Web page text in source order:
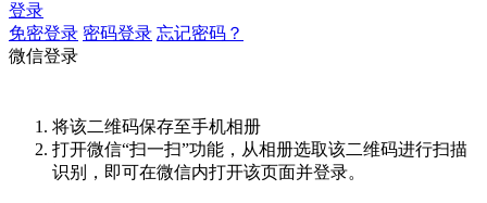
登录
免密登录 密码登录 忘记密码？
微信登录
将该二维码保存至手机相册
打开微信“扫一扫”功能，从相册选取该二维码进行扫描
识别，即可在微信内打开该页面并登录。